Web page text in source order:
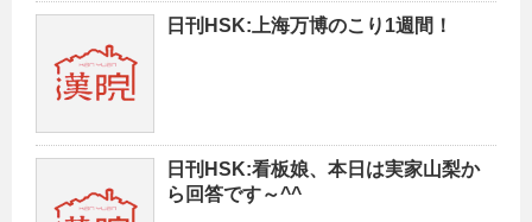
日刊HSK:上海万博のこり1週間！
日刊HSK:看板娘、本日は実家山梨か
ら回答です～^^